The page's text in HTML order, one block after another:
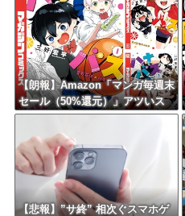
ｗｗｗｗｗｗ
【朗報】Amazon「マンガ毎週末
セール（50%還元）」アツいス
ポーツマンガ祭り最終日到
来！！！
【悲報】”サ終” 相次ぐスマホゲ